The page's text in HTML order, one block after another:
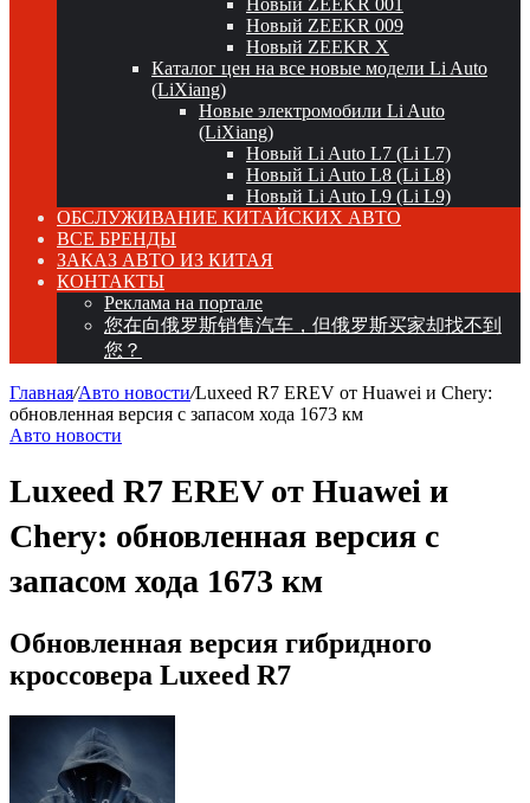
Новый ZEEKR 001
Новый ZEEKR 009
Новый ZEEKR X
Каталог цен на все новые модели Li Auto
(LiXiang)
Новые электромобили Li Auto
(LiXiang)
Новый Li Auto L7 (Li L7)
Новый Li Auto L8 (Li L8)
Новый Li Auto L9 (Li L9)
ОБСЛУЖИВАНИЕ КИТАЙСКИХ АВТО
ВСЕ БРЕНДЫ
ЗАКАЗ АВТО ИЗ КИТАЯ
КОНТАКТЫ
Реклама на портале
您在向俄罗斯销售汽车，但俄罗斯买家却找不到
您？
Главная/Авто новости/Luxeed R7 EREV от Huawei и Chery:
обновленная версия с запасом хода 1673 км
Авто новости
Luxeed R7 EREV от Huawei и
Chery: обновленная версия с
запасом хода 1673 км
Обновленная версия гибридного
кроссовера Luxeed R7